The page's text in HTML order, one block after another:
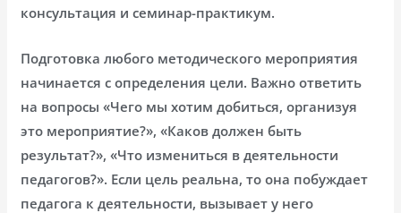
консультация и семинар-практикум.
Подготовка любого методического мероприятия
начинается с определения цели. Важно ответить
на вопросы «Чего мы хотим добиться, организуя
это мероприятие?», «Каков должен быть
результат?», «Что измениться в деятельности
педагогов?». Если цель реальна, то она побуждает
педагога к деятельности, вызывает у него